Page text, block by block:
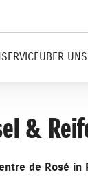
SERVICEÜBER UNS
&
de Rosé in